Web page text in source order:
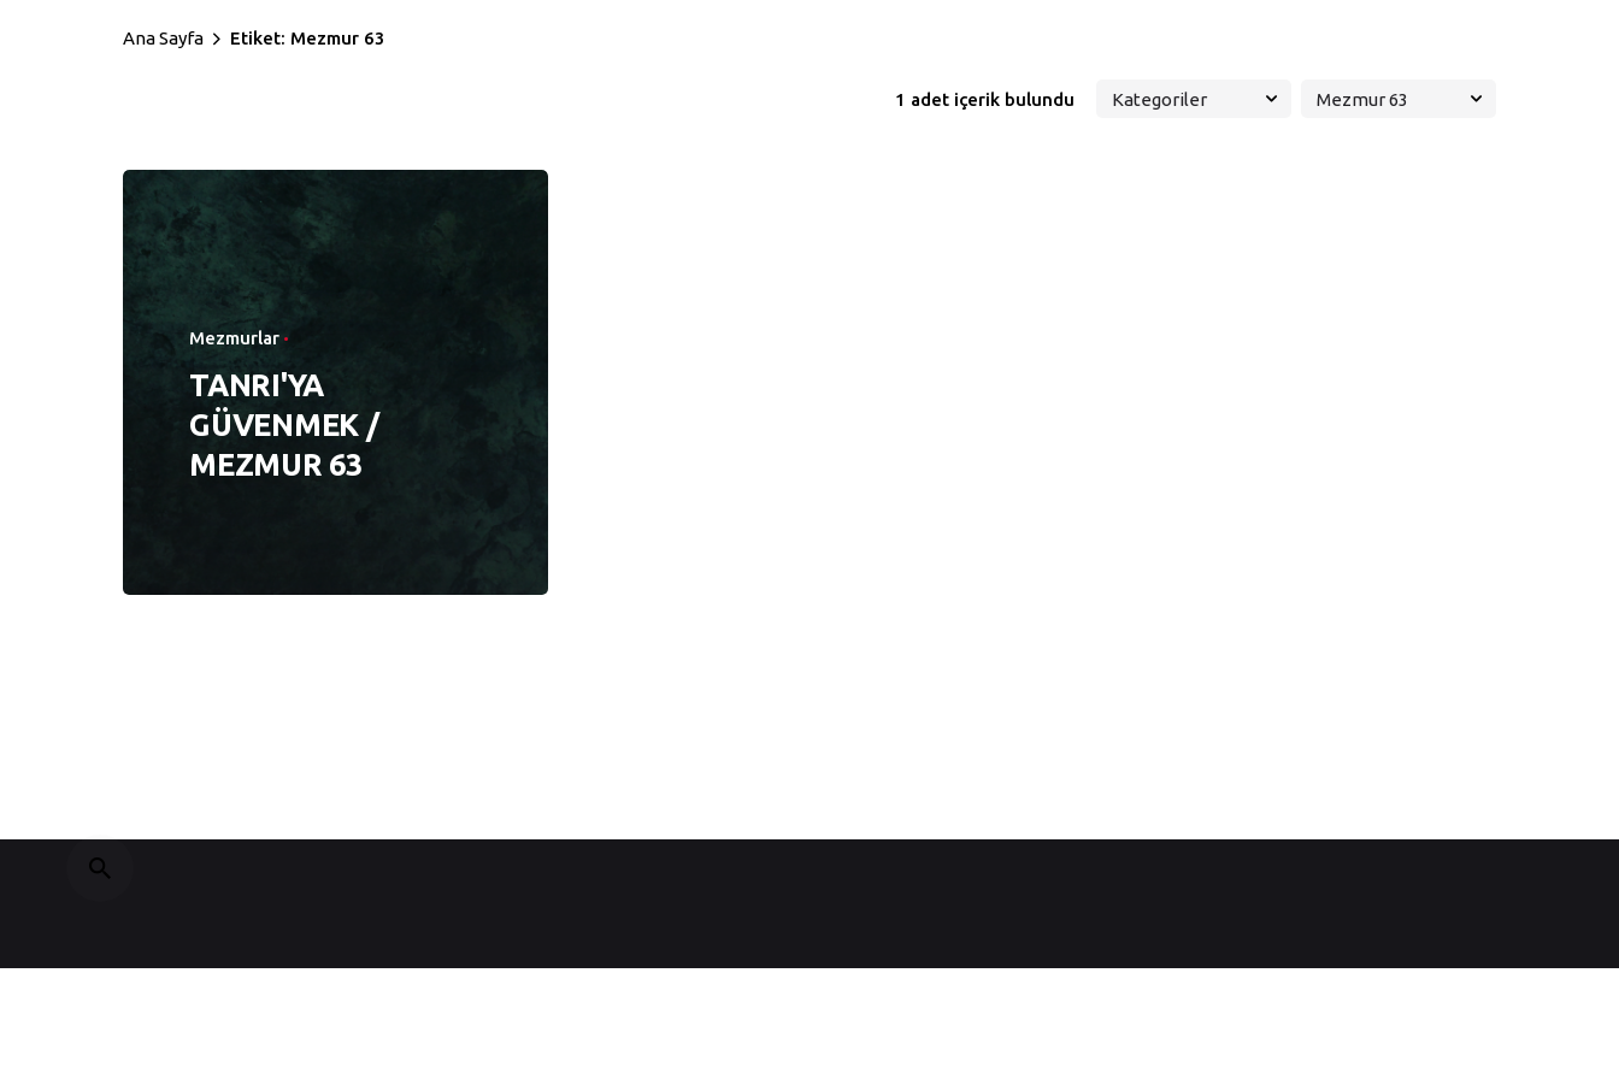
Ana Sayfa Etiket: Mezmur 63
1 adet içerik bulundu
Mezmurlar
TANRI'YA
GÜVENMEK /
MEZMUR 63